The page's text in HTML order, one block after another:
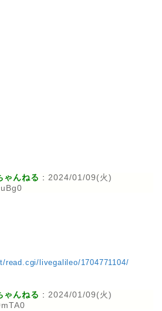
ゃんねる : 2024/01/09(火)
read.cgi/livegalileo/1704771104/
ゃんねる : 2024/01/09(火)